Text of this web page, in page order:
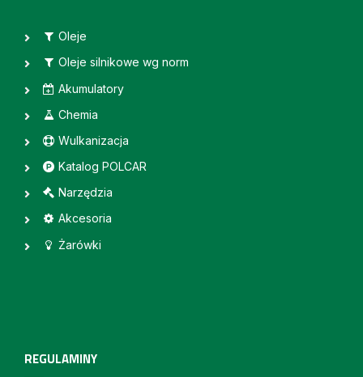
Oleje
Oleje silnikowe wg norm
Akumulatory
Chemia
Wulkanizacja
Katalog POLCAR
Narzędzia
Akcesoria
Żarówki
REGULAMINY